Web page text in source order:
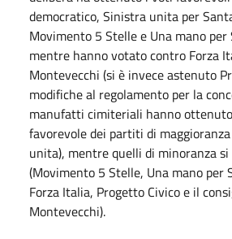
democratico, Sinistra unita per
Movimento 5 Stelle e Una mano per
mentre hanno votato contro Forza
Montevecchi (si è invece astenuto
modifiche al regolamento per la
manufatti cimiteriali hanno
favorevole dei partiti di
unita), mentre quelli di minoranza
(Movimento 5 Stelle, Una mano per
Forza Italia, Progetto Civico e il
Montevecchi).